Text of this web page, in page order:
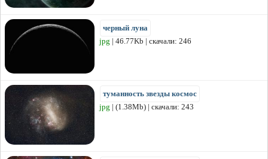
черный луна
jpg | 46.77Kb | скачали: 246
туманность звезды космос
jpg | (1.38Mb) | скачали: 243